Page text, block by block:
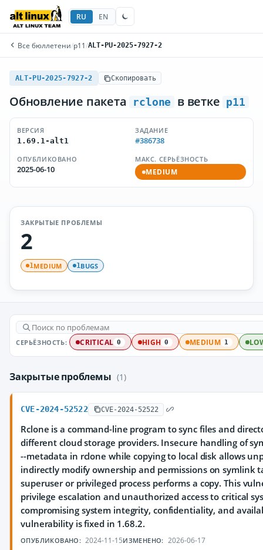
RU EN
Все бюллетени/p11 /ALT-PU-2025-7927-2
ALT-PU-2025-7927-2 Скопировать
Обновление пакета rclone в ветке p11
ВЕРСИЯ
1.69.1-alt1
ЗАДАНИЕ
#386738
ОПУБЛИКОВАНО
2025-06-10
МАКС. СЕРЬЁЗНОСТЬ
MEDIUM
ЗАКРЫТЫЕ ПРОБЛЕМЫ
2
1MEDIUM 1BUGS
СЕРЬЁЗНОСТЬ: CRITICAL 0 HIGH 0 MEDIUM 1
Закрытые проблемы (1)
CVE-2024-52522 CVE-2024-52522
Rclone is a command-line program to sync files and
different cloud storage providers. Insecure handling of
--metadata in rclone while copying to local disk allows
indirectly modify ownership and permissions on symlink
superuser or privileged process performs a copy. This
privilege escalation and unauthorized access to critical
compromising system integrity, confidentiality, and
vulnerability is fixed in 1.68.2.
ОПУБЛИКОВАНО: 2024-11-15ИЗМЕНЕНО: 2026-06-17